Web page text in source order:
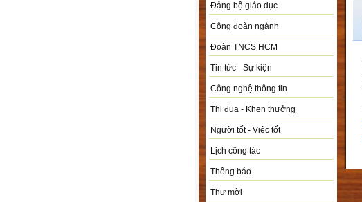
Đảng bộ giáo dục
Công đoàn ngành
Đoàn TNCS HCM
Tin tức - Sự kiện
Công nghệ thông tin
Thi đua - Khen thưởng
Người tốt - Việc tốt
Lịch công tác
Thông báo
Thư mời